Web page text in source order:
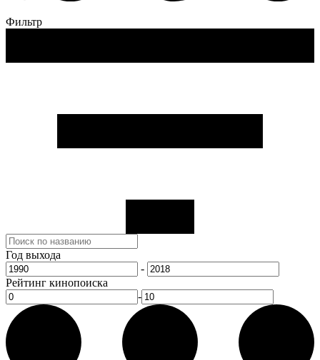
Фильтр
Год выхода
-
Рейтинг кинопоиска
-